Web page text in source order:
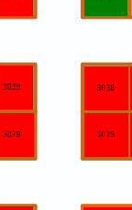
3028 3029
3038
3039